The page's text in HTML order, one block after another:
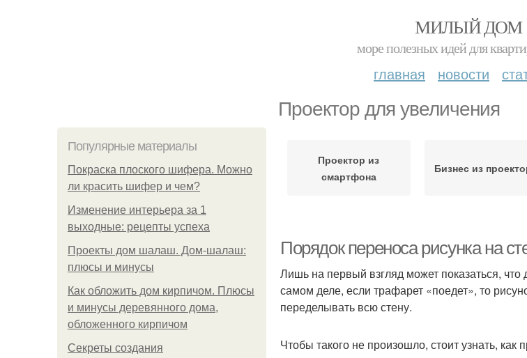
МИЛЫЙ ДОМ
море полезных идей для
главная новости
Проектор для увеличения
Популярные материалы
Покраска плоского шифера. Можно
ли красить шифер и чем?
Изменение интерьера за 1
выходные: рецепты успеха
Проекты дом шалаш. Дом-шалаш:
плюсы и минусы
Как обложить дом кирпичом. Плюсы
и минусы деревянного дома,
обложенного кирпичом
Секреты создания
Проектор из
смартфона
Бизнес из
Порядок переноса рисунка на
Лишь на первый взгляд может показаться,
самом деле, если трафарет «поедет», то
переделывать всю стену.
Чтобы такого не произошло, стоит узнать,